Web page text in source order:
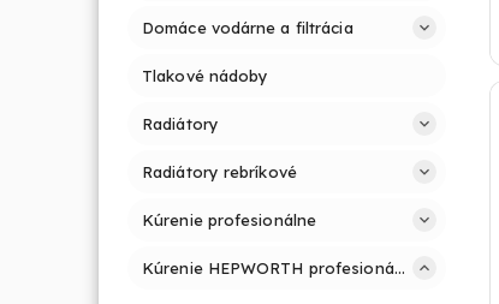
Domáce vodárne a filtrácia
Tlakové nádoby
Radiátory
Radiátory rebríkové
Kúrenie profesionálne
Kúrenie HEPWORTH profesionálne a jednoducho